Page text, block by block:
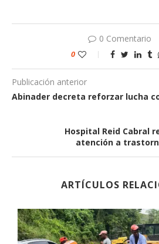
0 Comentario
0
Publicación anterior
Abinader decreta reforzar lucha
Hospital Reid Cabral
atención a
ARTÍCULOS